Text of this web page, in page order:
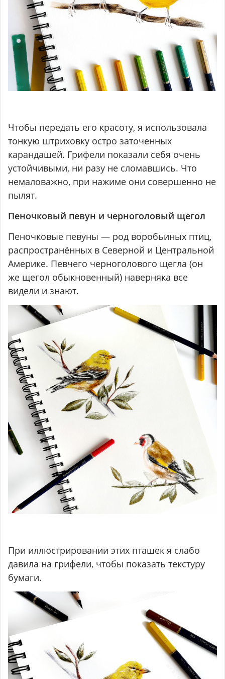
Чтобы передать его красоту, я использовала
тонкую штриховку остро заточенных
карандашей. Грифели показали себя очень
устойчивыми, ни разу не сломавшись. Что
немаловажно, при нажиме они совершенно не
пылят.
Пеночковый певун и черноголовый щегол
Пеночковые певуны — род воробьиных птиц,
распространённых в Северной и Центральной
Америке. Певчего черноголового щегла (он
же щегол обыкновенный) наверняка все
видели и знают.
При иллюстрировании этих пташек я слабо
давила на грифели, чтобы показать текстуру
бумаги.